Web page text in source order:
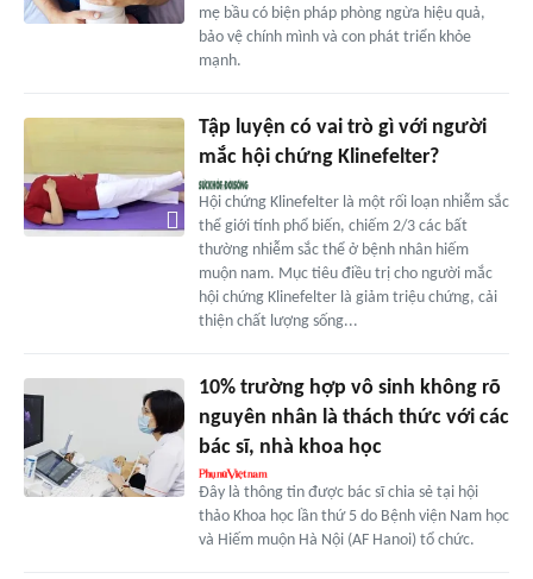
mẹ bầu có biện pháp phòng ngừa hiệu quả,
bảo vệ chính mình và con phát triển khỏe
mạnh.
Tập luyện có vai trò gì với người
mắc hội chứng Klinefelter?
Hội chứng Klinefelter là một rối loạn nhiễm sắc
thể giới tính phổ biến, chiếm 2/3 các bất
thường nhiễm sắc thể ở bệnh nhân hiếm
muộn nam. Mục tiêu điều trị cho người mắc
hội chứng Klinefelter là giảm triệu chứng, cải
thiện chất lượng sống...
10% trường hợp vô sinh không rõ
nguyên nhân là thách thức với các
bác sĩ, nhà khoa học
Đây là thông tin được bác sĩ chia sẻ tại hội
thảo Khoa học lần thứ 5 do Bệnh viện Nam học
và Hiếm muộn Hà Nội (AF Hanoi) tổ chức.